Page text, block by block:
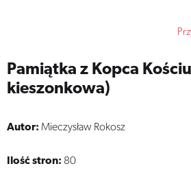
Pamiątka z Kopca
kieszonkowa)
Autor: Mieczysław Rokosz
Ilość stron: 80